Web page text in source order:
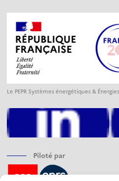
Le PEPR Systèmes énergétiques &
Piloté par